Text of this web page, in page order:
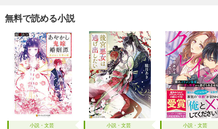
無料で読める小説
小説・文芸 小説・文芸 小説・文芸